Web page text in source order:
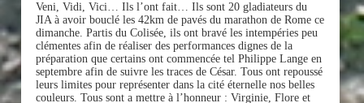
Veni, Vidi, Vici… Ils l’ont fait… Ils sont 20 gladiateurs du
JIA à avoir bouclé les 42km de pavés du marathon de Rome ce
dimanche. Partis du Colisée, ils ont bravé les intempéries peu
clémentes afin de réaliser des performances dignes de la
préparation que certains ont commencée tel Philippe Lange en
septembre afin de suivre les traces de César. Tous ont repoussé
leurs limites pour représenter dans la cité éternelle nos belles
couleurs. Tous sont a mettre à l’honneur : Virginie, Flore et